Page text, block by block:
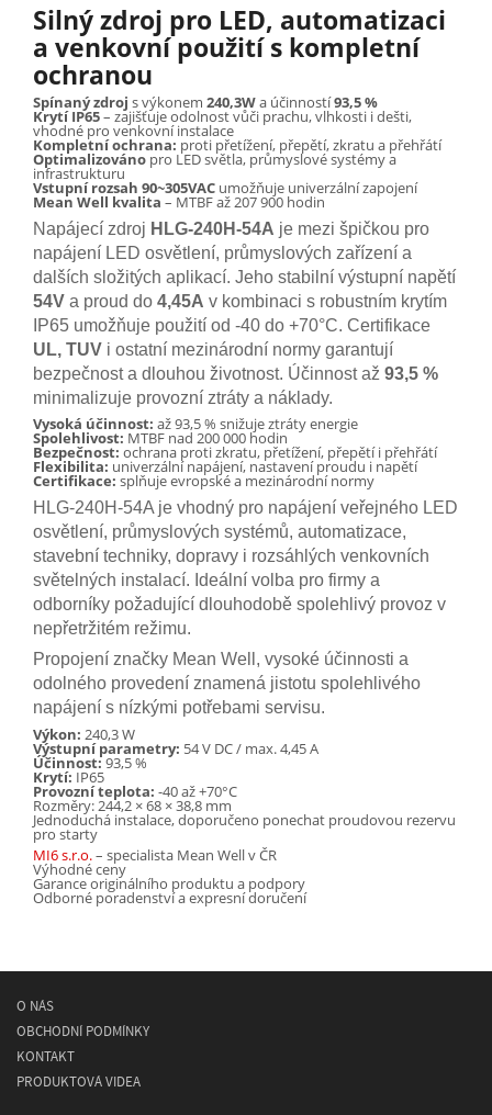
Silný zdroj pro LED, automatizaci
a venkovní použití s kompletní
ochranou
Spínaný zdroj s výkonem 240,3Wa účinností93,5 %
Krytí IP65– zajišťuje odolnost vůči prachu, vlhkosti i dešti,
vhodné pro venkovní instalace
Kompletní ochrana: proti přetížení, přepětí, zkratu a přehřátí
Optimalizováno pro LED světla, průmyslové systémy a
infrastrukturu
Vstupní rozsah 90~305VAC umožňuje univerzální zapojení
Mean Well kvalita – MTBF až 207 900 hodin
Napájecí zdroj HLG-240H-54A je mezi špičkou pro
napájení LED osvětlení, průmyslových zařízení a
dalších složitých aplikací. Jeho stabilní výstupní napětí
54V a proud do 4,45A v kombinaci s robustním krytím
IP65 umožňuje použití od -40 do +70°C. Certifikace
UL, TUV i ostatní mezinárodní normy garantují
bezpečnost a dlouhou životnost. Účinnost až 93,5 %
minimalizuje provozní ztráty a náklady.
Vysoká účinnost: až 93,5 % snižuje ztráty energie
Spolehlivost: MTBF nad 200 000 hodin
Bezpečnost: ochrana proti zkratu, přetížení, přepětí i přehřátí
Flexibilita: univerzální napájení, nastavení proudu i napětí
Certifikace: splňuje evropské a mezinárodní normy
HLG-240H-54A je vhodný pro napájení veřejného LED
osvětlení, průmyslových systémů, automatizace,
stavební techniky, dopravy i rozsáhlých venkovních
světelných instalací. Ideální volba pro firmy a
odborníky požadující dlouhodobě spolehlivý provoz v
nepřetržitém režimu.
Propojení značky Mean Well, vysoké účinnosti a
odolného provedení znamená jistotu spolehlivého
napájení s nízkými potřebami servisu.
Výkon: 240,3 W
Výstupní parametry: 54 V DC / max. 4,45 A
Účinnost:93,5 %
Krytí: IP65
Provozní teplota: -40 až +70°C
Rozměry: 244,2 × 68 × 38,8 mm
Jednoduchá instalace, doporučeno ponechat proudovou rezervu
pro starty
MI6 s.r.o.– specialista Mean Well v ČR
Výhodné ceny
Garance originálního produktu a podpory
Odborné poradenství a expresní doručení
O NÁS
OBCHODNÍ PODMÍNKY
KONTAKT
PRODUKTOVÁ VIDEA